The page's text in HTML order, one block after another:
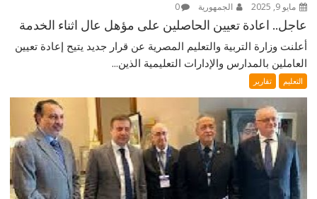
مايو 9, 2025 الجمهورية 0
عاجل.. اعادة تعيين الحاصلين على مؤهل عال اثناء الخدمة
أعلنت وزارة التربية والتعليم المصرية عن قرار جديد يتيح إعادة تعيين
العاملين بالمدارس والإدارات التعليمية الذين...
التعليم تقارير